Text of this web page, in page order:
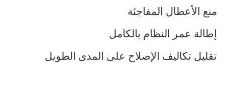
منع الأعطال المفاجئة
إطالة عمر النظام بالكامل
تقليل تكاليف الإصلاح على المدى الطويل